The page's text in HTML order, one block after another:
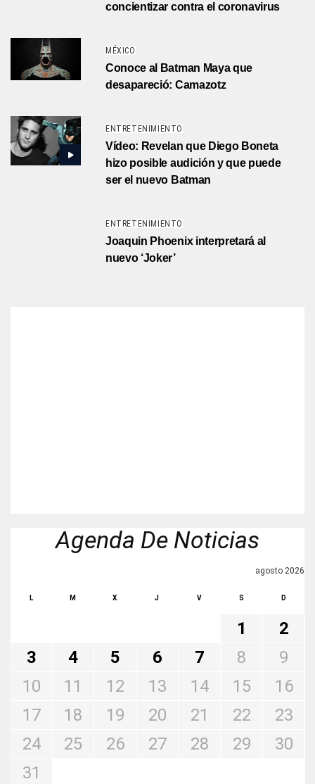
concientizar contra el coronavirus
MÉXICO
Conoce al Batman Maya que
desapareció: Camazotz
ENTRETENIMIENTO
Vídeo: Revelan que Diego Boneta
hizo posible audición y que puede
ser el nuevo Batman
ENTRETENIMIENTO
Joaquin Phoenix interpretará al
nuevo ‘Joker’
Agenda De Noticias
agosto 2026
L M X J V S D
1
2
3
4 5 6 7 8
9
10
11 12 13 14 15
16
17
18 19 20 21 22
23
24
25 26 27 28 29
30
31